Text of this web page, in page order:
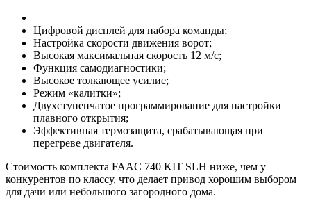
Цифровой дисплей для набора команды;
Настройка скорости движения ворот;
Высокая максимальная скорость 12 м/с;
Функция самодиагностики;
Высокое толкающее усилие;
Режим «калитки»;
Двухступенчатое программирование для настройки
плавного открытия;
Эффективная термозащита, срабатывающая при
перегреве двигателя.
Стоимость комплекта FAAC 740 KIT SLH ниже, чем у
конкурентов по классу, что делает привод хорошим выбором
для дачи или небольшого загородного дома.